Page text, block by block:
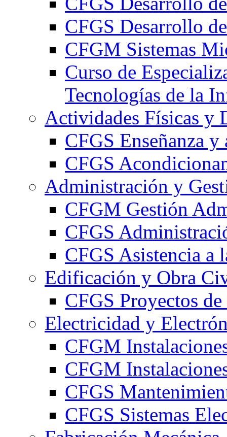
CFGS Desarrollo
CFGM Sistemas
Curso de
Tecnologías de la
Actividades Físicas y
CFGS Enseñanza
CFGS
Administración y
CFGM Gestión
CFGS
CFGS Asistencia a
Edificación y Obra
CFGS Proyectos
Electricidad y
CFGM
CFGM
CFGS
CFGS Sistemas